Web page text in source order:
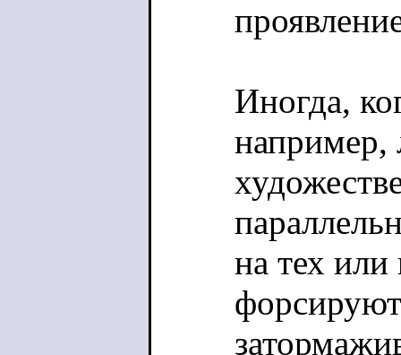
Иногда,
например,
на тех